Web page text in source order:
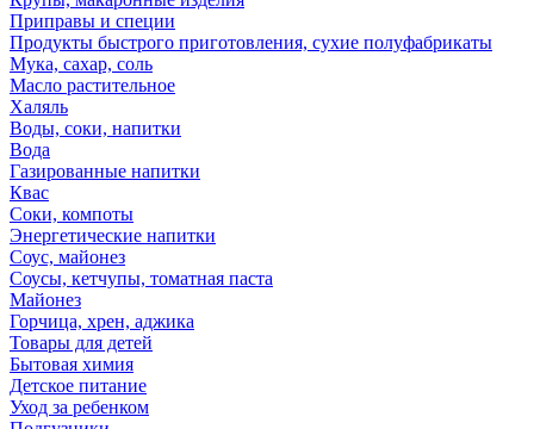
Приправы и специи
Продукты быстрого приготовления, сухие полуфабрикаты
Мука, сахар, соль
Масло растительное
Халяль
Воды, соки, напитки
Вода
Газированные напитки
Квас
Соки, компоты
Энергетические напитки
Соус, майонез
Соусы, кетчупы, томатная паста
Майонез
Горчица, хрен, аджика
Товары для детей
Бытовая химия
Детское питание
Уход за ребенком